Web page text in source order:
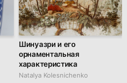
Шинуазри и его
орнаментальная
характеристика
Natalya Kolesnichenko